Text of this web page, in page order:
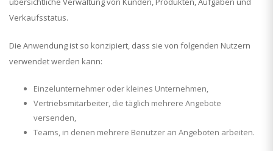
Verkaufsstatus.
Die Anwendung ist so konzipiert, dass sie von folgenden Nutzern
verwendet werden kann:
Einzelunternehmer oder kleines Unternehmen,
Vertriebsmitarbeiter, die täglich mehrere Angebote
versenden,
Teams, in denen mehrere Benutzer an Angeboten arbeiten.